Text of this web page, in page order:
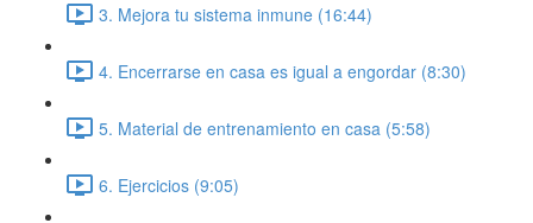
3. Mejora tu sistema inmune (16:44)
4. Encerrarse en casa es igual a engordar (8:30)
5. Material de entrenamiento en casa (5:58)
6. Ejercicios (9:05)